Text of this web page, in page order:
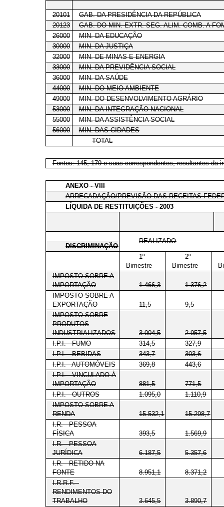
20101
GAB. DA PRESIDÊNCIA DA REPÚBLICA
20123
GAB. DO MIN. EXTR. SEG. ALIM. COMB. A
26000
MIN. DA EDUCAÇÃO
30000
MIN. DA JUSTIÇA
32000
MIN. DE MINAS E ENERGIA
33000
MIN. DA PREVIDÊNCIA SOCIAL
36000
MIN. DA SAÚDE
44000
MIN. DO MEIO AMBIENTE
49000
MIN. DO DESENVOLVIMENTO AGRÁRIO
53000
MIN. DA INTEGRAÇÃO NACIONAL
55000
MIN. DA ASSISTÊNCIA SOCIAL
56000
MIN. DAS CIDADES
TOTAL
Fontes: 145, 179 e suas correspondentes, resultantes da
ANEXO - VIII
ARRECADAÇÃO/PREVISÃO DAS RECEITAS
LÍQUIDA DE RESTITUIÇÕES - 2003
REALIZADO
DISCRIMINAÇÃO
1º
Bimestre
2º
Bimestre
IMPOSTO SOBRE A
IMPORTAÇÃO
1.466,3
1.376,2
IMPOSTO SOBRE A
EXPORTAÇÃO
11,5
9,5
IMPOSTO SOBRE
PRODUTOS
INDUSTRIALIZADOS
3.004,5
2.957,5
I.P.I. - FUMO
314,5
327,9
I.P.I. - BEBIDAS
343,7
303,6
I.P.I. - AUTOMÓVEIS
369,8
443,6
I.P.I. - VINCULADO À
IMPORTAÇÃO
881,5
771,5
I.P.I. - OUTROS
1.095,0
1.110,9
IMPOSTO SOBRE A
RENDA
15.532,1
15.298,7
I.R. - PESSOA
FÍSICA
393,5
1.569,9
I.R. - PESSOA
JURÍDICA
6.187,5
5.357,6
I.R. - RETIDO NA
FONTE
8.951,1
8.371,2
I.R.R.F. -
RENDIMENTOS DO
TRABALHO
3.645,5
3.890,7